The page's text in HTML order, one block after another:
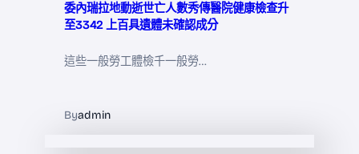
委內瑞拉地動逝世亡人數秀傳醫院健康檢查升
至3342 上百具遺體未確認成分
這些一般勞工體檢千一般勞…
Byadmin